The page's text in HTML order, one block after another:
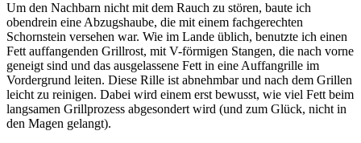
Um den Nachbarn nicht mit dem Rauch zu stören, baute ich
obendrein eine Abzugshaube, die mit einem fachgerechten
Schornstein versehen war. Wie im Lande üblich, benutzte ich einen
Fett auffangenden Grillrost, mit V-förmigen Stangen, die nach vorne
geneigt sind und das ausgelassene Fett in eine Auffangrille im
Vordergrund leiten. Diese Rille ist abnehmbar und nach dem Grillen
leicht zu reinigen. Dabei wird einem erst bewusst, wie viel Fett beim
langsamen Grillprozess abgesondert wird (und zum Glück, nicht in
den Magen gelangt).